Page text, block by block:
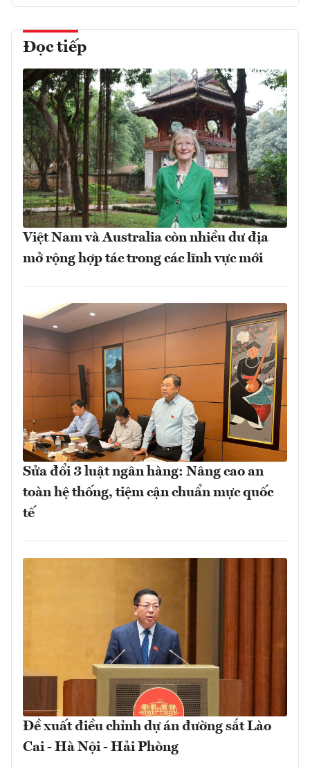
Đọc tiếp
Việt Nam và Australia còn nhiều dư địa
mở rộng hợp tác trong các lĩnh vực mới
Sửa đổi 3 luật ngân hàng: Nâng cao an
toàn hệ thống, tiệm cận chuẩn mực quốc
tế
Đề xuất điều chỉnh dự án đường sắt Lào
Cai - Hà Nội - Hải Phòng